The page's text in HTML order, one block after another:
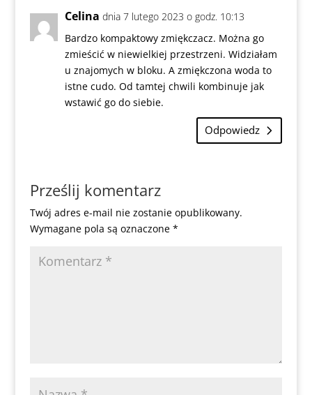
Celina dnia 7 lutego 2023 o godz. 10:13
Bardzo kompaktowy zmiękczacz. Można go
zmieścić w niewielkiej przestrzeni. Widziałam
u znajomych w bloku. A zmiękczona woda to
istne cudo. Od tamtej chwili kombinuje jak
wstawić go do siebie.
Odpowiedz
Prześlij komentarz
Twój adres e-mail nie zostanie opublikowany.
Wymagane pola są oznaczone *